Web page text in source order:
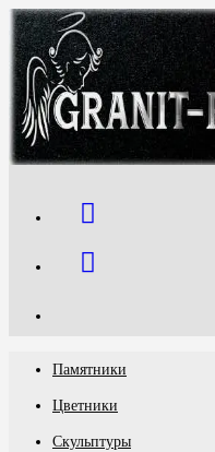
Перейти
к
содержимому
Памятники
Цветники
Скульптуры